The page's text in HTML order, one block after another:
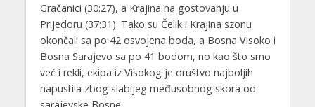
Gračanici (30:27), a Krajina na gostovanju u
Prijedoru (37:31). Tako su Čelik i Krajina szonu
okončali sa po 42 osvojena boda, a Bosna Visoko i
Bosna Sarajevo sa po 41 bodom, no kao što smo
već i rekli, ekipa iz Visokog je društvo najboljih
napustila zbog slabijeg međusobnog skora od